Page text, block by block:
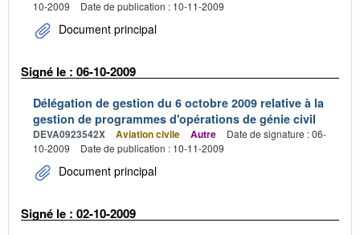
10-2009
Date de publication : 10-11-2009
Document principal
Signé le : 06-10-2009
Délégation de gestion du 6 octobre 2009 relative à la
gestion de programmes d'opérations de génie civil
DEVA0923542X Aviation civile Autre
Date de signature : 06-
10-2009
Date de publication : 10-11-2009
Document principal
Signé le : 02-10-2009